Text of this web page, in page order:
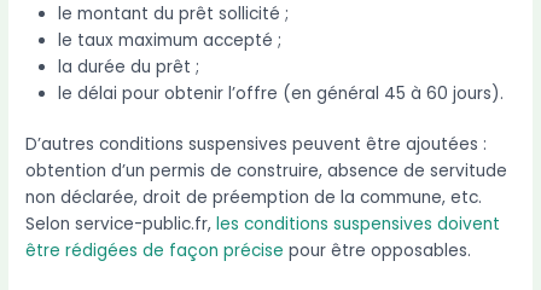
le montant du prêt sollicité ;
le taux maximum accepté ;
la durée du prêt ;
le délai pour obtenir l’offre (en général 45 à 60 jours).
D’autres conditions suspensives peuvent être ajoutées :
obtention d’un permis de construire, absence de servitude
non déclarée, droit de préemption de la commune, etc.
Selon service-public.fr,les conditions suspensives doivent
être rédigées de façon précise pour être opposables.